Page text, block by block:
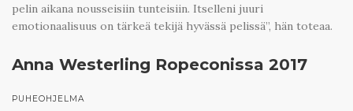
pelin aikana nousseisiin tunteisiin. Itselleni juuri
emotionaalisuus on tärkeä tekijä hyvässä pelissä”, hän toteaa.
Anna Westerling Ropeconissa 2017
PUHEOHJELMA